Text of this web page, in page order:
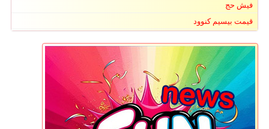
فیش حج
قیمت بیسیم کنوود